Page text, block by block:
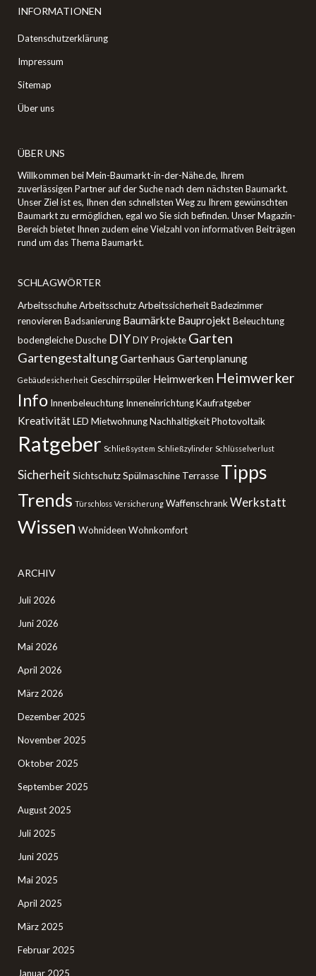
INFORMATIONEN
Datenschutzerklärung
Impressum
Sitemap
Über uns
ÜBER UNS
Willkommen bei Mein-Baumarkt-in-der-Nähe.de, Ihrem
zuverlässigen Partner auf der Suche nach dem nächsten Baumarkt.
Unser Ziel ist es, Ihnen den schnellsten Weg zu Ihrem gewünschten
Baumarkt zu ermöglichen, egal wo Sie sich befinden. Unser Magazin-
Bereich bietet Ihnen zudem eine Vielzahl von informativen Beiträgen
rund um das Thema Baumarkt.
SCHLAGWÖRTER
ArbeitsschuheArbeitsschutzArbeitssicherheitBadezimmer
renovieren Badsanierung Baumärkte BauprojektBeleuchtung
bodengleiche Dusche DIYDIY Projekte Garten
GartengestaltungGartenhaus Gartenplanung
Gebäudesicherheit Geschirrspüler Heimwerken Heimwerker
Info Innenbeleuchtung InneneinrichtungKaufratgeber
KreativitätLED MietwohnungNachhaltigkeitPhotovoltaik
Ratgeber Schließsystem Schließzylinder Schlüsselverlust
Sicherheit SichtschutzSpülmaschine Terrasse Tipps
Trends Türschloss Versicherung WaffenschrankWerkstatt
Wissen Wohnideen Wohnkomfort
ARCHIV
Juli 2026
Juni 2026
Mai 2026
April 2026
März 2026
Dezember 2025
November 2025
Oktober 2025
September 2025
August 2025
Juli 2025
Juni 2025
Mai 2025
April 2025
März 2025
Februar 2025
Januar 2025